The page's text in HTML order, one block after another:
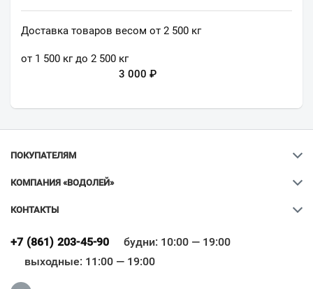
Доставка товаров весом от 2 500 кг
от 1 500 кг до 2 500 кг
3 000 ₽
ПОКУПАТЕЛЯМ
КОМПАНИЯ «ВОДОЛЕЙ»
КОНТАКТЫ
+7 (861) 203-45-90
будни: 10:00 — 19:00
выходные: 11:00 — 19:00
Всё верно